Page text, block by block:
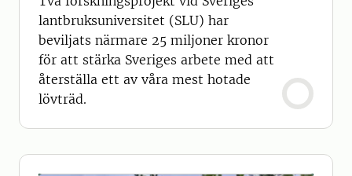
lantbruksuniversitet (SLU) har
beviljats närmare 25 miljoner kronor
för att stärka Sveriges arbete med att
återställa ett av våra mest hotade
lövträd.